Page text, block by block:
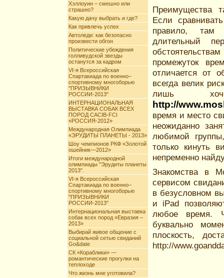
Хэллоуин – смешно или
страшно?
Какую дачу выбрать и где?
Как привлечь успех
Автоледи: как безопасно
произвести обгон
Политические убеждения
голливудской звезды
останутся за кадром
VI-я Всероссийская
Спартакиада по военно–
спортивному многоборью
"ПРИЗЫВНИКИ
РОССИИ-2013"
ИНТЕРНАЦИОНАЛЬНАЯ
ВЫСТАВКА СОБАК ВСЕХ
ПОРОД CACIB-FCI
«РОССИЯ-2012»
Международная Олимпиада
«ЭРУДИТЫ ПЛАНЕТЫ - 2013»
Шоу чемпионов РКФ «Золотой
ошейник—2012»
Итоги международной
олимпиады "Эрудиты планеты
2013".
VI-я Всероссийская
Спартакиада по военно–
спортивному многоборью
"ПРИЗЫВНИКИ
РОССИИ-2013"
Интернациональная выставка
собак всех пород «Евразия –
2013»
Выбирай живое общение с
социальной сетью свиданий
Go&date
СК «Кораблики» —
романтические прогулки на
теплоходе
Что жизнь мне уготовила?
Преимущества
Если
правило, там
длительный
промежуток
отличается от
всегда велик
лишь
http://
время и место
неожиданно
любимой
только кинуть
непременно
Знакомства в
сервисом
в безусловном
и iPad
любое время.
буквально
плоскость,
http://